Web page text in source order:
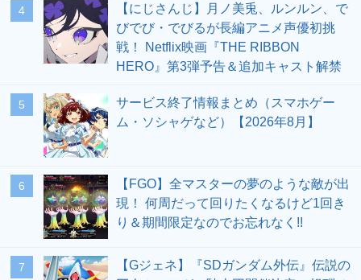
4
【にじさんじ】月ノ美兎、ルンルン、で
びでび・でびるが長編アニメ声優初挑
戦！ Netflix映画『THE RIBBON
HERO』第3弾予告＆追加キャスト解禁
5
サービス終了情報まとめ（スマホゲー
ム・ソシャゲなど）【2026年8月】
6
【FGO】全マスターの夢のような敵が出
現！ 何周だって回りたくなるけど1回き
り＆期間限定なのでお忘れなく!!
7
【Gジェネ】『SDガンダム外伝』伝説の